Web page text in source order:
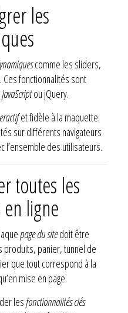
les
comme les sliders,
fonctionnalités sont
JavaScriptou jQuery.
et fidèle à la maquette.
sur différents navigateurs
l’ensemble des utilisateurs.
toutes les
en ligne
page du sitedoit être
produits, panier, tunnel de
que tout correspond à la
mise en page.
lesfonctionnalités clés